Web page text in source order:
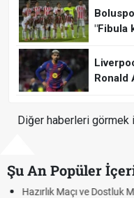
"Fibula
Ronald
Diğer haberleri görmek
Şu An Popüler
Puan Durumunda